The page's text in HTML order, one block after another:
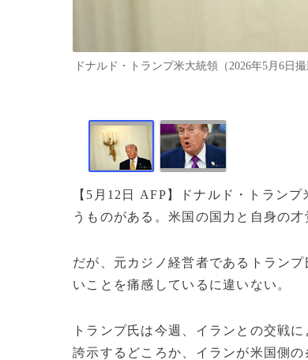
ドナルド・トランプ米大統領（2026年5月6日
【5月12日 AFP】ドナルド・トラン
うものがある。米国の国力と自身の
だが、元カジノ経営者であるトラン
いことを痛感しているに違いない。
トランプ氏は今週、イランとの交戦
誇示するどころか、イランが米国側